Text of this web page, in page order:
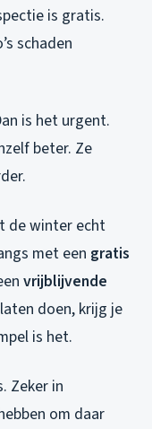
is gratis.
schaden
is het urgent.
beter. Ze
de winter echt
met een gratis
vrijblijvende
doen, krijg je
is het.
Zeker in
om daar